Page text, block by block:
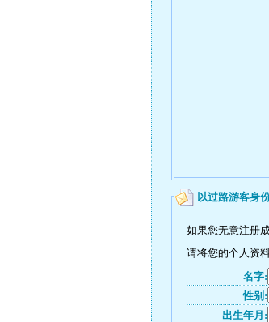
以过路游客身
如果您无意注册
请将您的个人资
名字:
性别:
出生年月: